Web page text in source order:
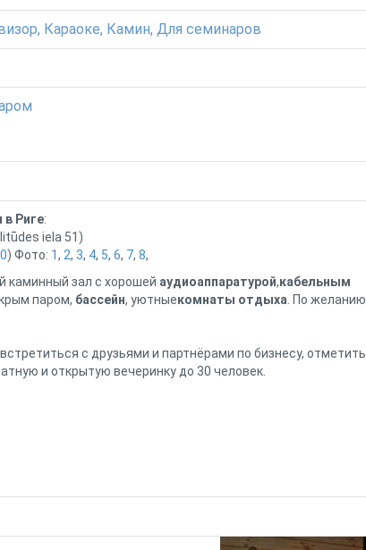
Караоке, Камин, Для семинаров
Риге:
iela 51)
) Фото: 1, 2, 3, 4, 5, 6, 7, 8,
каминный зал с хорошей аудиоаппаратурой,кабельным
паром, бассейн, уютныекомнаты отдыха . По желанию
с друзьями и партнёрами по бизнесу, отметить
и открытую вечеринку до 30 человек.
блюд и холодных закусок, прохладительных и
мы накроем для Вас стол по Вашему вкусу.
EUR/час.
на время бани.